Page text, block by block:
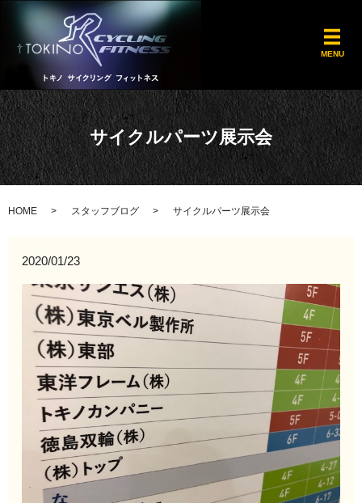
MENU
サイクルパーツ展示会
HOME スタッフブログ サイクルパーツ展示会
2020/01/23